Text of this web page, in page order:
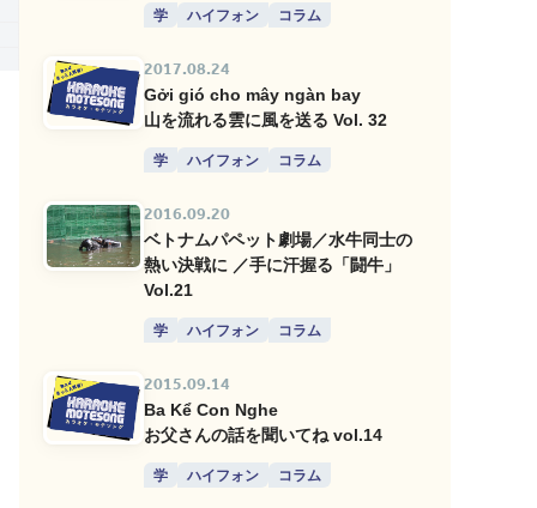
学 ハイフォン コラム
2017.08.24
Gởi gió cho mây ngàn bay
山を流れる雲に風を送る Vol. 32
学 ハイフォン コラム
2016.09.20
ベトナムパペット劇場／水牛同士の
熱い決戦に ／手に汗握る「闘牛」
Vol.21
学 ハイフォン コラム
2015.09.14
Ba Kể Con Nghe
お父さんの話を聞いてね vol.14
学 ハイフォン コラム